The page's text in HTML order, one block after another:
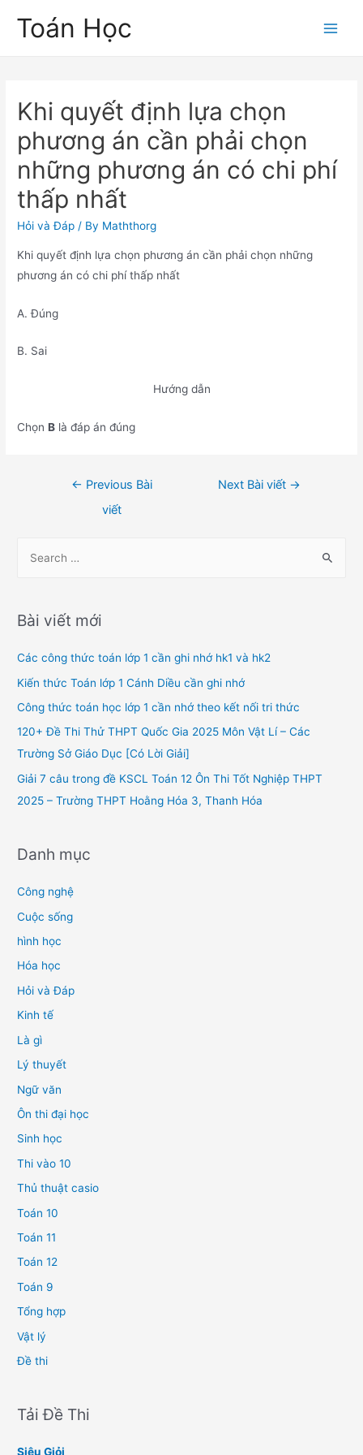
Toán Học
Khi quyết định lựa chọn
phương án cần phải chọn
những phương án có chi phí
thấp nhất
Hỏi và Đáp / By Maththorg
Khi quyết định lựa chọn phương án cần phải chọn những
phương án có chi phí thấp nhất
A. Đúng
B. Sai
Hướng dẫn
ChọnB là đáp án đúng
← Previous Bài
viết
Next Bài viết →
r
h
f
o
Bài viết mới
Các công thức toán lớp 1 cần ghi nhớ hk1 và hk2
Kiến thức Toán lớp 1 Cánh Diều cần ghi nhớ
Công thức toán học lớp 1 cần nhớ theo kết nối tri thức
120+ Đề Thi Thử THPT Quốc Gia 2025 Môn Vật Lí – Các
Trường Sở Giáo Dục [Có Lời Giải]
Giải 7 câu trong đề KSCL Toán 12 Ôn Thi Tốt Nghiệp THPT
2025 – Trường THPT Hoằng Hóa 3, Thanh Hóa
Danh mục
Công nghệ
Cuộc sống
hình học
Hóa học
Hỏi và Đáp
Kinh tế
Là gì
Lý thuyết
Ngữ văn
Ôn thi đại học
Sinh học
Thi vào 10
Thủ thuật casio
Toán 10
Toán 11
Toán 12
Toán 9
Tổng hợp
Vật lý
Đề thi
Tải Đề Thi
Siêu Giỏi